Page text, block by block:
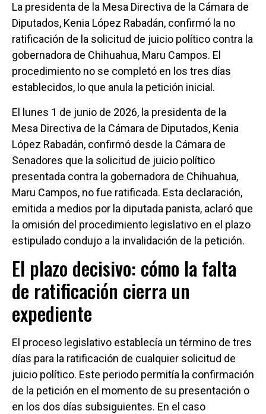
La presidenta de la Mesa Directiva de la Cámara de
Diputados, Kenia López Rabadán, confirmó la no
ratificación de la solicitud de juicio político contra la
gobernadora de Chihuahua, Maru Campos. El
procedimiento no se completó en los tres días
establecidos, lo que anula la petición inicial.
El lunes 1 de junio de 2026, la presidenta de la
Mesa Directiva de la Cámara de Diputados, Kenia
López Rabadán, confirmó desde la Cámara de
Senadores que la solicitud de juicio político
presentada contra la gobernadora de Chihuahua,
Maru Campos, no fue ratificada. Esta declaración,
emitida a medios por la diputada panista, aclaró que
la omisión del procedimiento legislativo en el plazo
estipulado condujo a la invalidación de la petición.
El plazo decisivo: cómo la falta
de ratificación cierra un
expediente
El proceso legislativo establecía un término de tres
días para la ratificación de cualquier solicitud de
juicio político. Este periodo permitía la confirmación
de la petición en el momento de su presentación o
en los dos días subsiguientes. En el caso